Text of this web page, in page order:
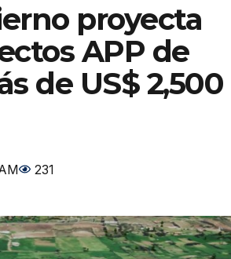
proyecta
APP de
de US$ 2,500
231